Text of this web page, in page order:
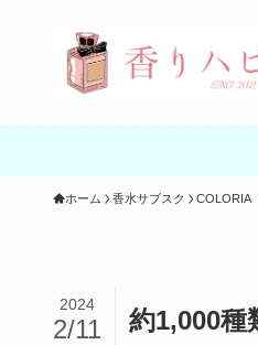
ホーム 香水サブスク COLORIA
約1,000種
2024
2/11